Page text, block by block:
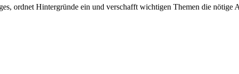
ordnet Hintergründe ein und verschafft wichtigen Themen die